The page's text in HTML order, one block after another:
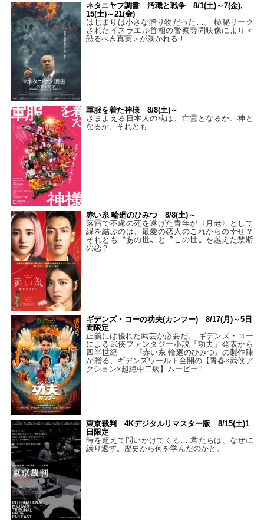
ネタニヤフ調書 汚職と戦争 8/1(土)～7(金),
15(土)～21(金)
はじまりは小さな贈り物だった…。 極秘リーク
されたイスラエル首相の警察尋問映像により＜
恐るべき真実＞が暴かれる！
軍服を着た神様 8/8(土)～
さまよえる日本人の魂は、亡霊となるか、神と
なるか、それとも…
赤い糸 輪廻のひみつ 8/8(土)～
落雷で不慮の死を遂げた青年が〈月老〉として
縁を結ぶのは、最愛の恋人のこれからの幸せ？
それとも〝あの世〟と〝この世〟を越えた禁断
の恋？
ギデンズ・コーの功夫(カンフー) 8/17(月)～5日
間限定
正義には優れた武芸が必要だ。 ギデンズ・コー
による武侠ファンタジー小説『功夫』発表から
四半世紀―― 『赤い糸 輪廻のひみつ』の製作陣
が贈る、ギデンズワールド全開の【青春×武侠ア
クション×超絶中二病】ムービー！
東京裁判 4Kデジタルリマスター版 8/15(土)1
日限定
時を超えて問いかけてくる… 君たちは、なぜに
繰り返す。歴史から何を学んだのかと。